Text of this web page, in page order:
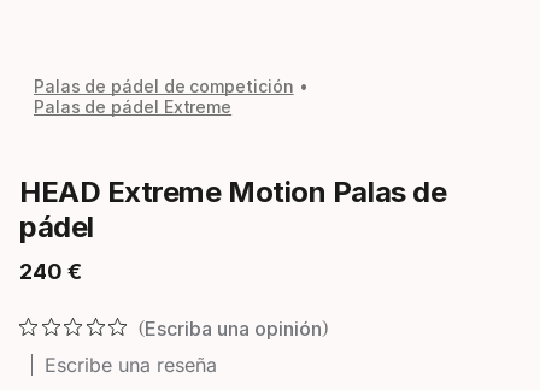
Palas de pádel de competición
Palas de pádel Extreme
HEAD Extreme Motion Palas de
pádel
240 €
Precio final
Escriba una opinión
Escribe una reseña